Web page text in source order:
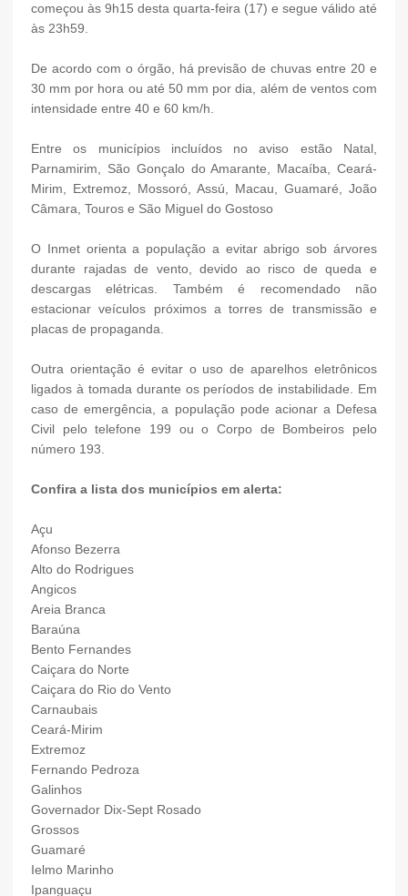
começou às 9h15 desta quarta-feira (17) e segue válido até
às 23h59.
De acordo com o órgão, há previsão de chuvas entre 20 e
30 mm por hora ou até 50 mm por dia, além de ventos com
intensidade entre 40 e 60 km/h.
Entre os municípios incluídos no aviso estão Natal,
Parnamirim, São Gonçalo do Amarante, Macaíba, Ceará-
Mirim, Extremoz, Mossoró, Assú, Macau, Guamaré, João
Câmara, Touros e São Miguel do Gostoso
O Inmet orienta a população a evitar abrigo sob árvores
durante rajadas de vento, devido ao risco de queda e
descargas elétricas. Também é recomendado não
estacionar veículos próximos a torres de transmissão e
placas de propaganda.
Outra orientação é evitar o uso de aparelhos eletrônicos
ligados à tomada durante os períodos de instabilidade. Em
caso de emergência, a população pode acionar a Defesa
Civil pelo telefone 199 ou o Corpo de Bombeiros pelo
número 193.
Confira a lista dos municípios em alerta:
Açu
Afonso Bezerra
Alto do Rodrigues
Angicos
Areia Branca
Baraúna
Bento Fernandes
Caiçara do Norte
Caiçara do Rio do Vento
Carnaubais
Ceará-Mirim
Extremoz
Fernando Pedroza
Galinhos
Governador Dix-Sept Rosado
Grossos
Guamaré
Ielmo Marinho
Ipanguaçu